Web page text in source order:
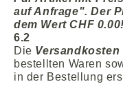
auf Anfrage". Der
dem Wert CHF 0.00!
6.2
Die Versandkosten
bestellten Waren
in der Bestellung